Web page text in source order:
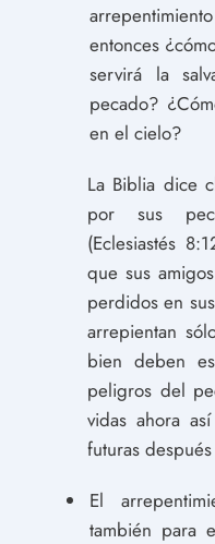
entonces
servirá la
pecado?
en el cielo?
La Biblia dice
por sus
(Eclesiastés
que sus
perdidos en
arrepientan
bien deben
peligros del
vidas ahora
futuras
El
también para